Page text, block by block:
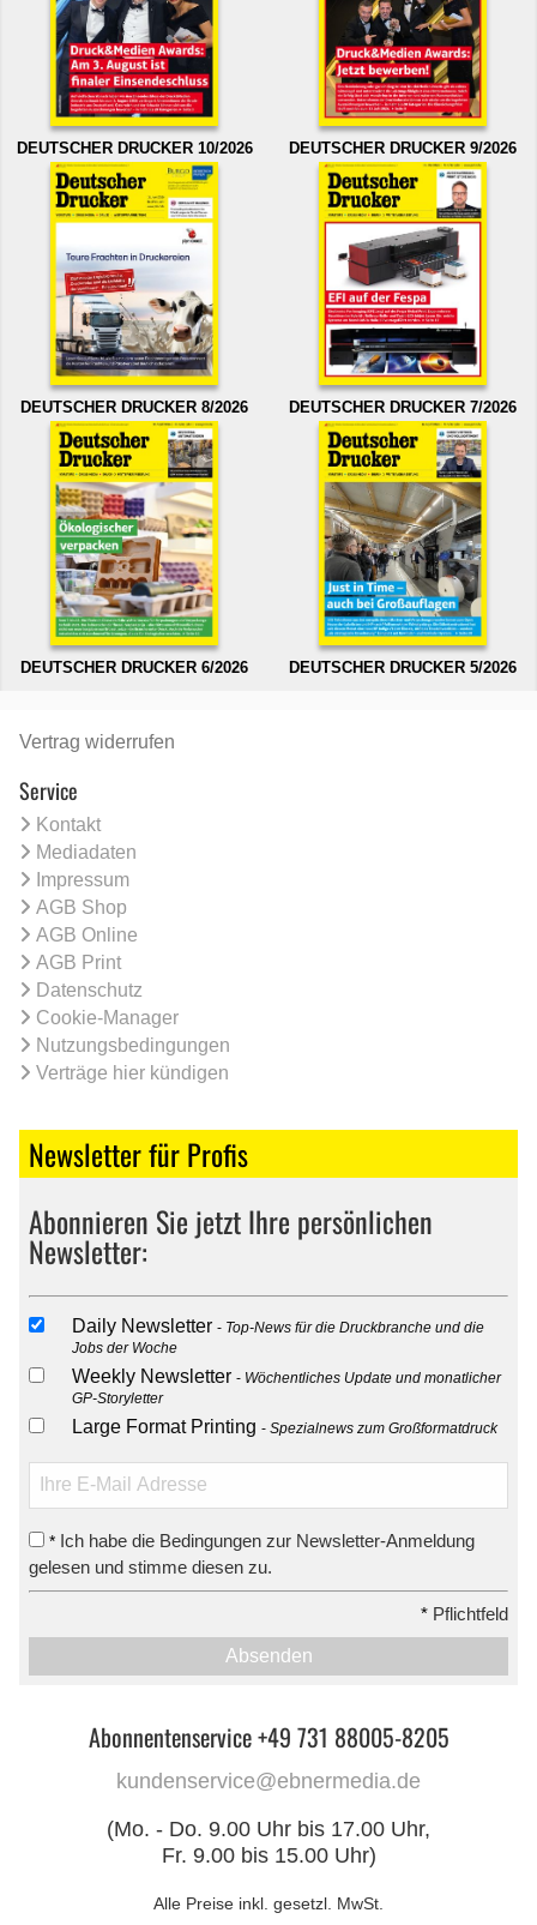
DEUTSCHER DRUCKER 10/2026 DEUTSCHER DRUCKER 9/2026
DEUTSCHER DRUCKER 8/2026 DEUTSCHER DRUCKER 7/2026
DEUTSCHER DRUCKER 6/2026 DEUTSCHER DRUCKER 5/2026
Vertrag widerrufen
Service
Kontakt
Mediadaten
Impressum
AGB Shop
AGB Online
AGB Print
Datenschutz
Cookie-Manager
Nutzungsbedingungen
Verträge hier kündigen
Newsletter für Profis
Abonnieren Sie jetzt Ihre persönlichen
Newsletter:
Daily Newsletter
Top-News für die Druckbranche und die
Jobs der Woche
Weekly Newsletter
Wöchentliches Update und monatlicher
GP-Storyletter
Large Format Printing Spezialnews zum Großformatdruck
* Ich habe die Bedingungen zur Newsletter-Anmeldung
gelesen und stimme diesen zu.
* Pflichtfeld
Absenden
Abonnentenservice +49 731 88005-8205
kundenservice@ebnermedia.de
(Mo. - Do. 9.00 Uhr bis 17.00 Uhr,
Fr. 9.00 bis 15.00 Uhr)
Alle Preise inkl. gesetzl. MwSt.